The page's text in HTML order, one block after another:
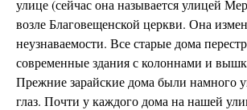
улице (сейчас она называется улицей
возле Благовещенской церкви. Она
неузнаваемости. Все старые дома
современные здания с колоннами и
Прежние зарайские дома были намного
глаз. Почти у каждого дома на нашей